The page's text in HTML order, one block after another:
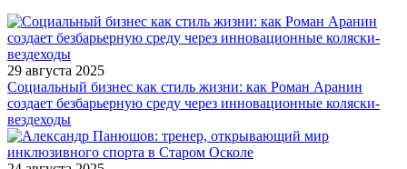
29 августа 2025
Социальный бизнес как стиль жизни: как Роман Аранин
создает безбарьерную среду через инновационные коляски-
вездеходы